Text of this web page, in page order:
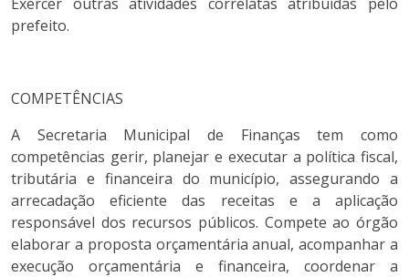
prefeito.
COMPETÊNCIAS
A Secretaria Municipal de Finanças tem como
competências gerir, planejar e executar a política fiscal,
tributária e financeira do município, assegurando a
arrecadação eficiente das receitas e a aplicação
responsável dos recursos públicos. Compete ao órgão
elaborar a proposta orçamentária anual, acompanhar a
execução orçamentária e financeira, coordenar a